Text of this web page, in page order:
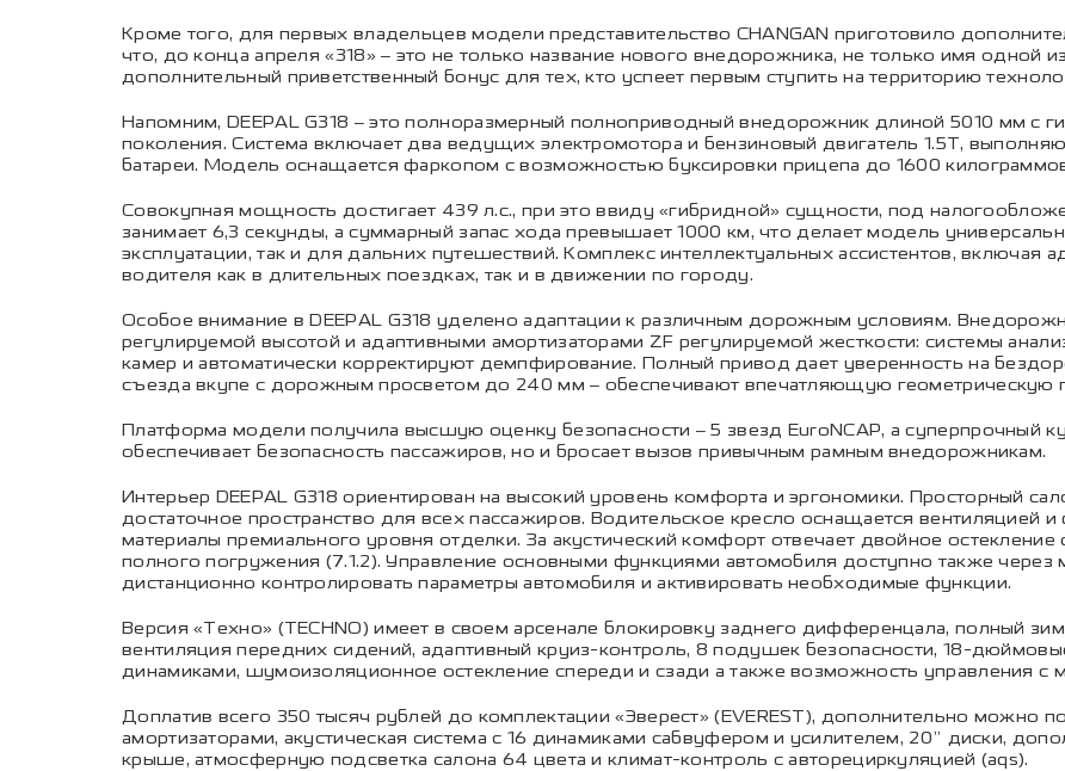
Кроме того, для первых владельцев модели представительство CHANGAN приготовило
что, до конца апреля «318» – это не только название нового внедорожника, не только имя одной
дополнительный приветственный бонус для тех, кто успеет первым ступить на территорию
Напомним, DEEPAL G318 – это полноразмерный полноприводный внедорожник длиной 5010 мм с
поколения. Система включает два ведущих электромотора и бензиновый двигатель 1.5T,
батареи. Модель оснащается фаркопом с возможностью буксировки прицепа до 1600
Совокупная мощность достигает 439 л.с., при это ввиду «гибридной» сущности, под
занимает 6,3 секунды, а суммарный запас хода превышает 1000 км, что делает модель
эксплуатации, так и для дальних путешествий. Комплекс интеллектуальных ассистентов, включая
водителя как в длительных поездках, так и в движении по городу.
Особое внимание в DEEPAL G318 уделено адаптации к различным дорожным условиям.
регулируемой высотой и адаптивными амортизаторами ZF регулируемой жесткости: системы
камер и автоматически корректируют демпфирование. Полный привод дает уверенность на
съезда вкупе с дорожным просветом до 240 мм – обеспечивают впечатляющую геометрическую
Платформа модели получила высшую оценку безопасности – 5 звезд EuroNCAP, а суперпрочный
обеспечивает безопасность пассажиров, но и бросает вызов привычным рамным внедорожникам.
Интерьер DEEPAL G318 ориентирован на высокий уровень комфорта и эргономики. Просторный
достаточное пространство для всех пассажиров. Водительское кресло оснащается вентиляцией
материалы премиального уровня отделки. За акустический комфорт отвечает двойное
полного погружения (7.1.2). Управление основными функциями автомобиля доступно также
дистанционно контролировать параметры автомобиля и активировать необходимые функции.
Версия «Техно» (TECHNO) имеет в своем арсенале блокировку заднего дифференцала, полный
вентиляция передних сидений, адаптивный круиз-контроль, 8 подушек безопасности, 18-
динамиками, шумоизоляционное остекление спереди и сзади а также возможность управления с
Доплатив всего 350 тысяч рублей до комплектации «Эверест» (EVEREST), дополнительно можно
амортизаторами, акустическая система с 16 динамиками сабвуфером и усилителем, 20” диски,
крыше, атмосферную подсветка салона 64 цвета и климат-контроль с авторециркуляцией (aqs).